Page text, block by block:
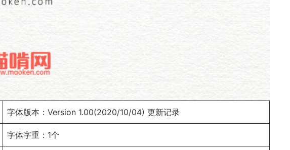
字体版本：Version 1.00(2020/10/04) 更新记录
字体字重：1个